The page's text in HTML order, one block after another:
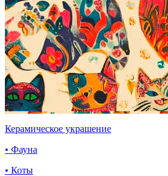
Керамическое украшение
• Фауна
• Коты